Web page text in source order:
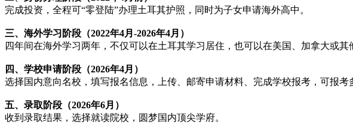
完成投资，全程可“零登陆”办理土耳其护照，同时为子女申请海外高中。
三、海外学习阶段（2022年4月-2026年4月）
四年间在海外学习两年，不仅可以在土耳其学习居住，也可以在美国、加拿大或其
四、学校申请阶段（2026年4月）
选择国内意向名校，填写报名信息，上传、邮寄申请材料、完成学校报考，可报考多
五、录取阶段（2026年6月）
收到录取结果，选择就读院校，圆梦国内顶尖学府。